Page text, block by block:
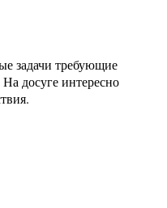
задачи требующие
досуге интересно